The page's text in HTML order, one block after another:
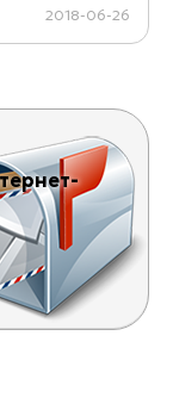
2018-06-26